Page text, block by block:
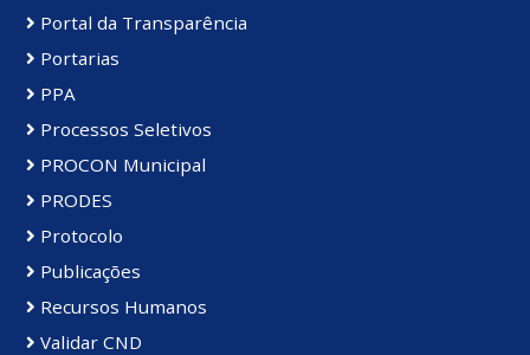
Portal da Transparência
Portarias
PPA
Processos Seletivos
PROCON Municipal
PRODES
Protocolo
Publicações
Recursos Humanos
Validar CND